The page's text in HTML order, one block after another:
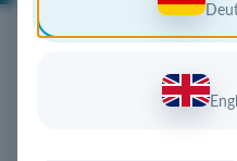
Jetzt diese
Diese Domain könnte